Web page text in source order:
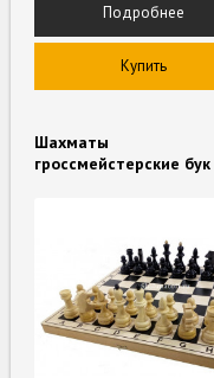
Подробнее
Купить
Шахматы
гроссмейстерские бук